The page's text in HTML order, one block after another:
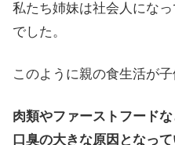
私たち姉妹は社会人にな
でした。
このように親の食生活が
肉類やファーストフード
口臭の大きな原因となっ